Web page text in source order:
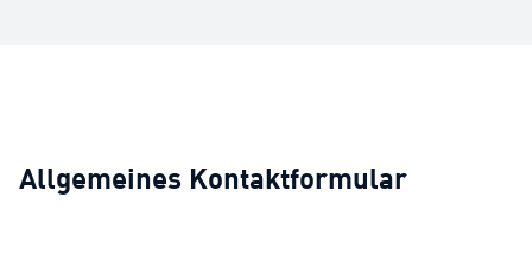
Allgemeines Kontaktformular